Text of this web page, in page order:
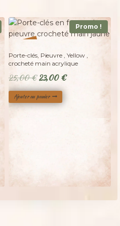
Promo !
Porte-clés, Pieuvre , Yellow ,
crocheté main acrylique
25,00€ Le
prix
initial
23,00€Le
Ajouter au panier